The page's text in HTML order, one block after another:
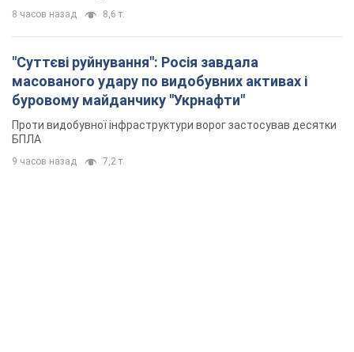
8 часов назад 8,6 т.
"Суттєві руйнування": Росія завдала
масованого удару по видобувних активах і
буровому майданчику "Укрнафти"
Проти видобувної інфраструктури ворог застосував десятки
БПЛА
9 часов назад 7,2 т.